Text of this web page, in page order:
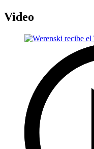
Video